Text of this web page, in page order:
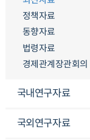
정책자료
동향자료
법령자료
경제관계장관회의
국내연구자료
국외연구자료